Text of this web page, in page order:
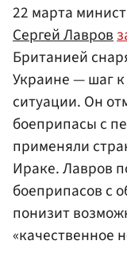
22 марта
Сергей Лавров
Британией
Украине — шаг
ситуации. Он
боеприпасы с
применяли
Ираке. Лавров
боеприпасов с
понизит
«качественное